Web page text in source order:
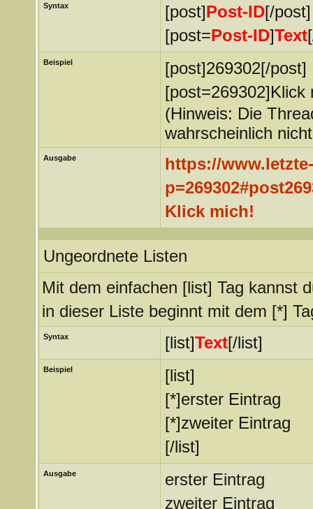
Syntax [post]Post-ID[/post]
[post=Post-ID]Text
Beispiel
[post]269302[/post]
[post=269302]Klick
(Hinweis: Die
wahrscheinlich
Ausgabe
https://
Klick mich!
Ungeordnete Listen
Mit dem einfachen [list] Tag kannst
in dieser Liste beginnt mit dem [*]
Syntax [list]Text[/list]
Beispiel
[list]
[*]erster Eintrag
[*]zweiter Eintrag
[/list]
Ausgabe
erster Eintrag
zweiter Eintrag